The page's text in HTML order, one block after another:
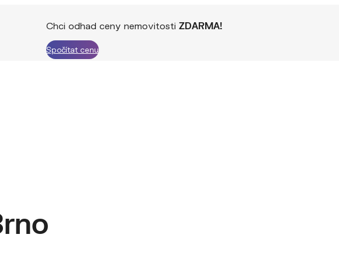
Chci odhad ceny nemovitosti ZDARMA!
Spočítat cenu